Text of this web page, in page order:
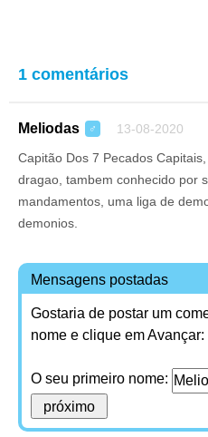
1 comentários
Meliodas ♂ 13-08-2020
Capitão Dos 7 Pecados
dragao, tambem conhecido por
mandamentos, uma liga de
demonios.
Mensagens postadas
Gostaria de postar um
nome e clique em Avançar:
O seu primeiro nome: